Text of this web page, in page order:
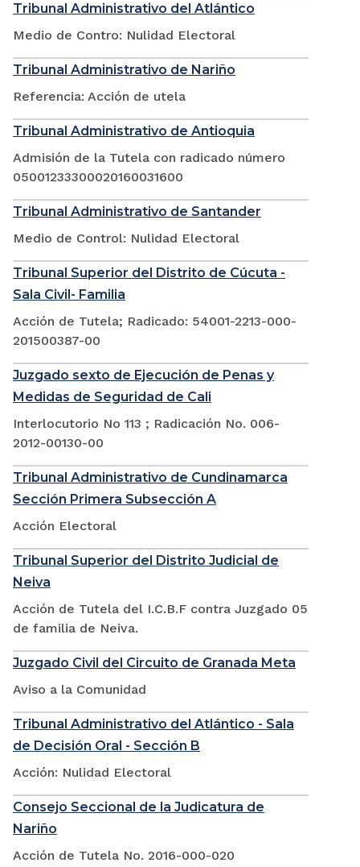
Tribunal Administrativo del Atlántico
Medio de Contro: Nulidad Electoral
Tribunal Administrativo de Nariño
Referencia: Acción de utela
Tribunal Administrativo de Antioquia
Admisión de la Tutela con radicado número
05001233300020160031600
Tribunal Administrativo de Santander
Medio de Control: Nulidad Electoral
Tribunal Superior del Distrito de Cúcuta -
Sala Civil- Familia
Acción de Tutela; Radicado: 54001-2213-000-
201500387-00
Juzgado sexto de Ejecución de Penas y
Medidas de Seguridad de Cali
Interlocutorio No 113 ; Radicación No. 006-
2012-00130-00
Tribunal Administrativo de Cundinamarca
Sección Primera Subsección A
Acción Electoral
Tribunal Superior del Distrito Judicial de
Neiva
Acción de Tutela del I.C.B.F contra Juzgado 05
de familia de Neiva.
Juzgado Civil del Circuito de Granada Meta
Aviso a la Comunidad
Tribunal Administrativo del Atlántico - Sala
de Decisión Oral - Sección B
Acción: Nulidad Electoral
Consejo Seccional de la Judicatura de
Nariño
Acción de Tutela No. 2016-000-020